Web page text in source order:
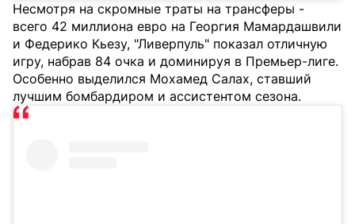
Несмотря на скромные траты на трансферы -
всего 42 миллиона евро на Георгия Мамардашвили
и Федерико Кьезу, "Ливерпуль" показал отличную
игру, набрав 84 очка и доминируя в Премьер-лиге.
Особенно выделился Мохамед Салах, ставший
лучшим бомбардиром и ассистентом сезона.